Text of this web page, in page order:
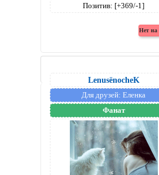
Позитив: [+369/-1]
LenusёnocheK
Для друзей: Еленка
Фанат